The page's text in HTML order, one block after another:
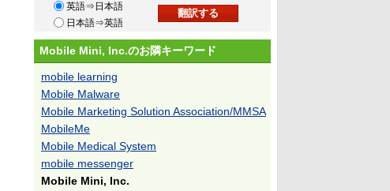
英語⇒日本語
日本語⇒英語
Mobile Mini, Inc.のお隣キーワード
mobile learning
Mobile Malware
Mobile Marketing Solution Association/MMSA
MobileMe
Mobile Medical System
mobile messenger
Mobile Mini, Inc.